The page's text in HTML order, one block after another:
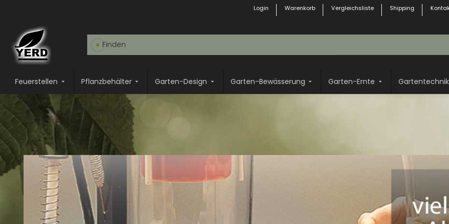
Login Warenkorb Vergleichsliste Shipping
Feuerstellen Pflanzbehälter Garten-Design Garten-Bewässerung Garten-Ernte Gartentechnik